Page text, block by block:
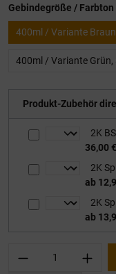
Gebindegröße / Farbton
400ml / Variante
400ml / Variante
Produkt-Zubehör
36,00
ab
ab
Produkt